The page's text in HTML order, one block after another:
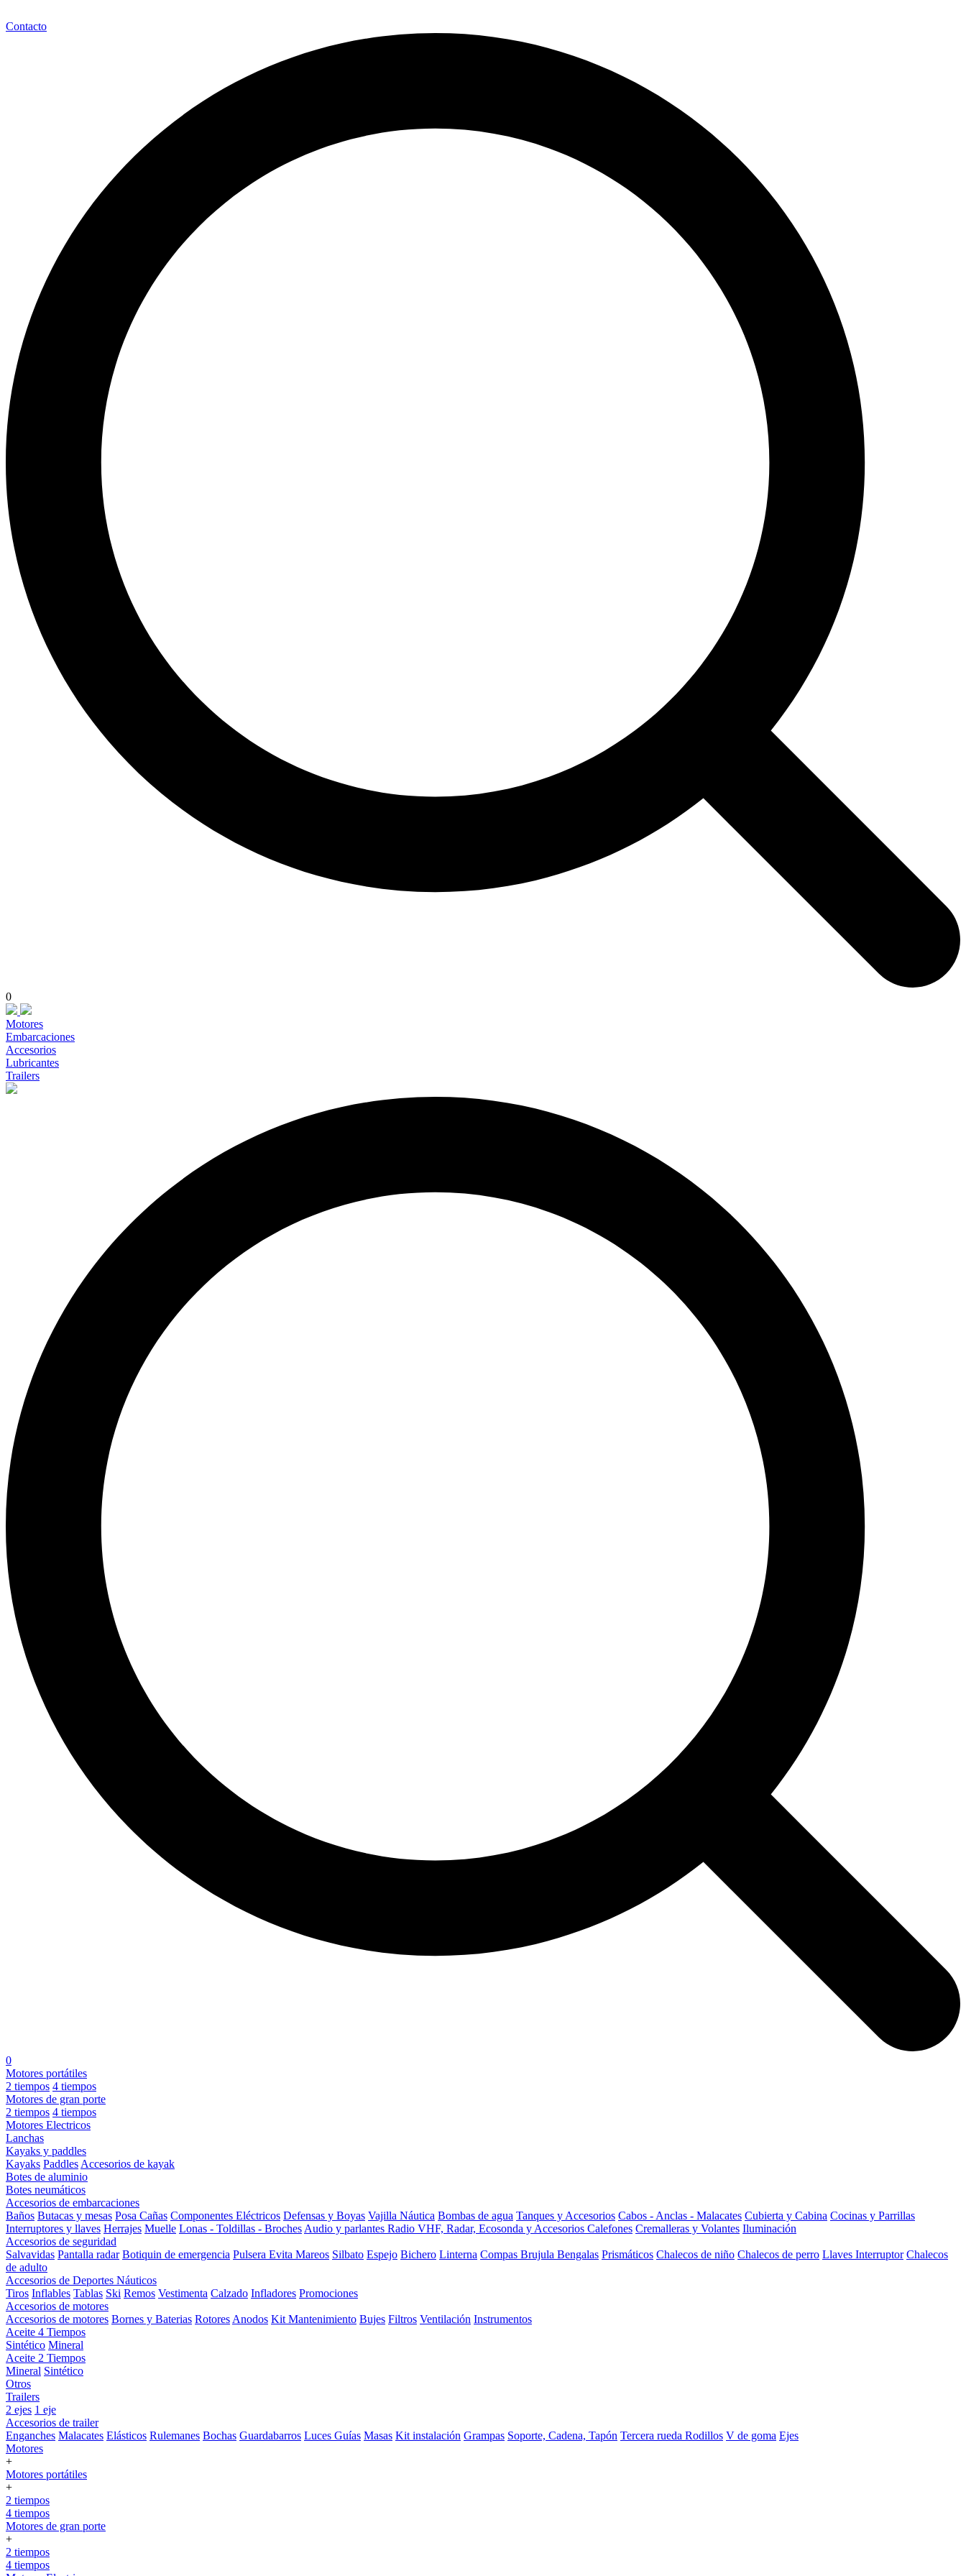
Contacto
0
Motores
Embarcaciones
Accesorios
Lubricantes
Trailers
0
Motores portátiles
2 tiempos 4 tiempos
Motores de gran porte
2 tiempos 4 tiempos
Motores Electricos
Lanchas
Kayaks y paddles
Kayaks Paddles Accesorios de kayak
Botes de aluminio
Botes neumáticos
Accesorios de embarcaciones
Baños Butacas y mesas Posa Cañas Componentes Eléctricos Defensas y Boyas Vajilla Náutica Bombas de agua Tanques y Accesorios Cabos - Anclas - Malacates Cubierta y Cabina Cocinas y Parrillas
Interruptores y llaves Herrajes Muelle Lonas - Toldillas - Broches Audio y parlantes Radio VHF, Radar, Ecosonda y Accesorios Calefones Cremalleras y Volantes Iluminación
Accesorios de seguridad
Salvavidas Pantalla radar Botiquin de emergencia Pulsera Evita Mareos Silbato Espejo Bichero Linterna Compas Brujula Bengalas Prismáticos Chalecos de niño Chalecos de perro Llaves Interruptor Chalecos
de adulto
Accesorios de Deportes Náuticos
Tiros Inflables Tablas Ski Remos Vestimenta Calzado Infladores Promociones
Accesorios de motores
Accesorios de motores Bornes y Baterias Rotores Anodos Kit Mantenimiento Bujes Filtros Ventilación Instrumentos
Aceite 4 Tiempos
Sintético Mineral
Aceite 2 Tiempos
Mineral Sintético
Otros
Trailers
2 ejes 1 eje
Accesorios de trailer
Enganches Malacates Elásticos Rulemanes Bochas Guardabarros Luces Guías Masas Kit instalación Grampas Soporte, Cadena, Tapón Tercera rueda Rodillos V de goma Ejes
Motores
+
Motores portátiles
+
2 tiempos
4 tiempos
Motores de gran porte
+
2 tiempos
4 tiempos